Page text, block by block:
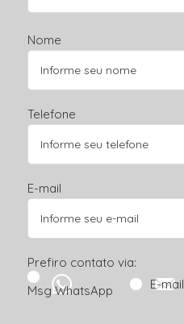
Nome
Telefone
E-mail
Prefiro contato via:
Msg WhatsApp
E-mail